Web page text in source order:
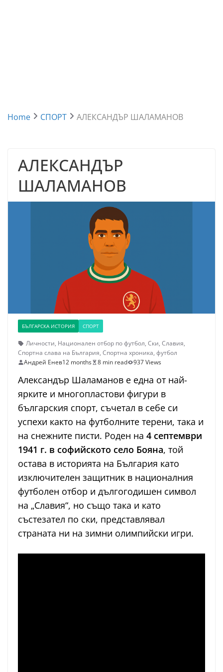
Home СПОРТ АЛЕКСАНДЪР ШАЛАМАНОВ
АЛЕКСАНДЪР
ШАЛАМАНОВ
БЪЛГАРСКА ИСТОРИЯ СПОРТ
Личности, Национален отбор по футбол, Ски, Славия,
Спортна слава на България, Спортна хроника, футбол
Андрей Енев12 months 8 min read 937 Views
Александър Шаламанов е една от най-
ярките и многопластови фигури в
българския спорт, съчетал в себе си
успехи както на футболните терени, така и
на снежните писти. Роден на 4 септември
1941 г. в софийското село Бояна, той
остава в историята на България като
изключителен защитник в националния
футболен отбор и дългогодишен символ
на „Славия“, но също така и като
състезател по ски, представлявал
страната ни на зимни олимпийски игри.